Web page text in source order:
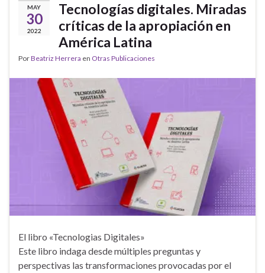
MAY
30
2022
Tecnologías digitales. Miradas
críticas de la apropiación en
América Latina
PorBeatriz Herrera en Otras Publicaciones
El libro «Tecnologias Digitales»
Este libro indaga desde múltiples preguntas y
perspectivas las transformaciones provocadas por el